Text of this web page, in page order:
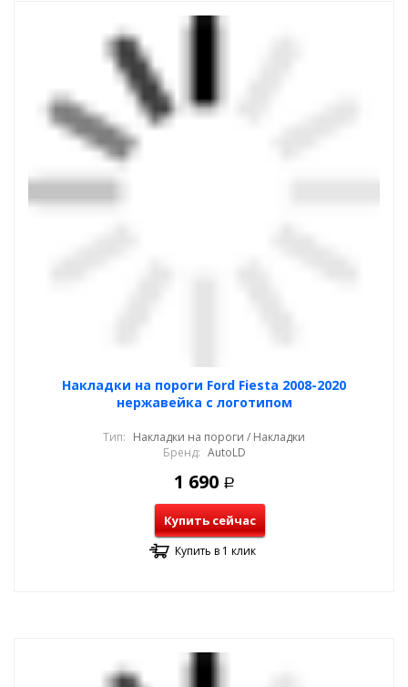
Накладки на пороги Ford Fiesta 2008-2020
нержавейка с логотипом
Тип: Накладки на пороги / Накладки
Бренд: AutoLD
1 690 Р
Купить сейчас
Купить в 1 клик